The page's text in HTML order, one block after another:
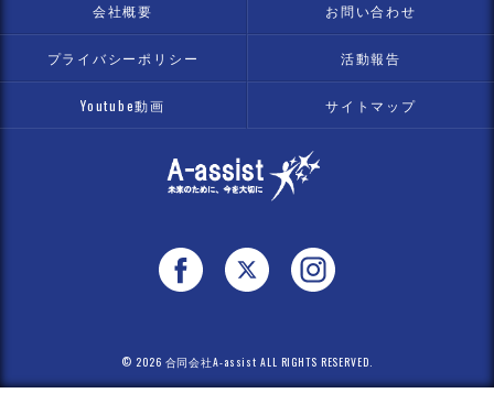
会社概要 お問い合わせ
プライバシーポリシー 活動報告
Youtube動画 サイトマップ
© 2026 合同会社A-assist ALL RIGHTS RESERVED.